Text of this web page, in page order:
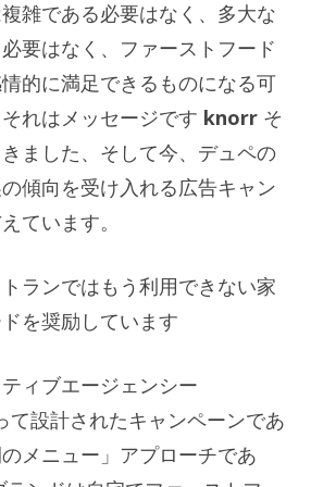
雑である必要はなく、多大な
要はなく、ファーストフード
的に満足できるものになる可
れはメッセージです knorr そ
ました、そして今、デュペの
傾向を受け入れる広告キャン
ています。
ランではもう利用できない家
を奨励しています
ィブエージェンシー
設計されたキャンペーンであ
メニュー」アプローチであ